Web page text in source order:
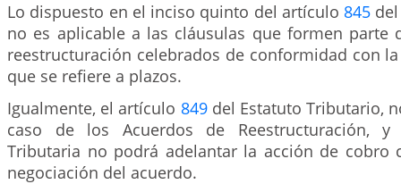
Lo dispuesto en el inciso quinto del artículo 845
no es aplicable a las cláusulas que formen parte
reestructuración celebrados de conformidad con
que se refiere a plazos.
Igualmente, el artículo 849del Estatuto Tributario,
caso de los Acuerdos de Reestructuración, y
Tributaria no podrá adelantar la acción de cobro
negociación del acuerdo.